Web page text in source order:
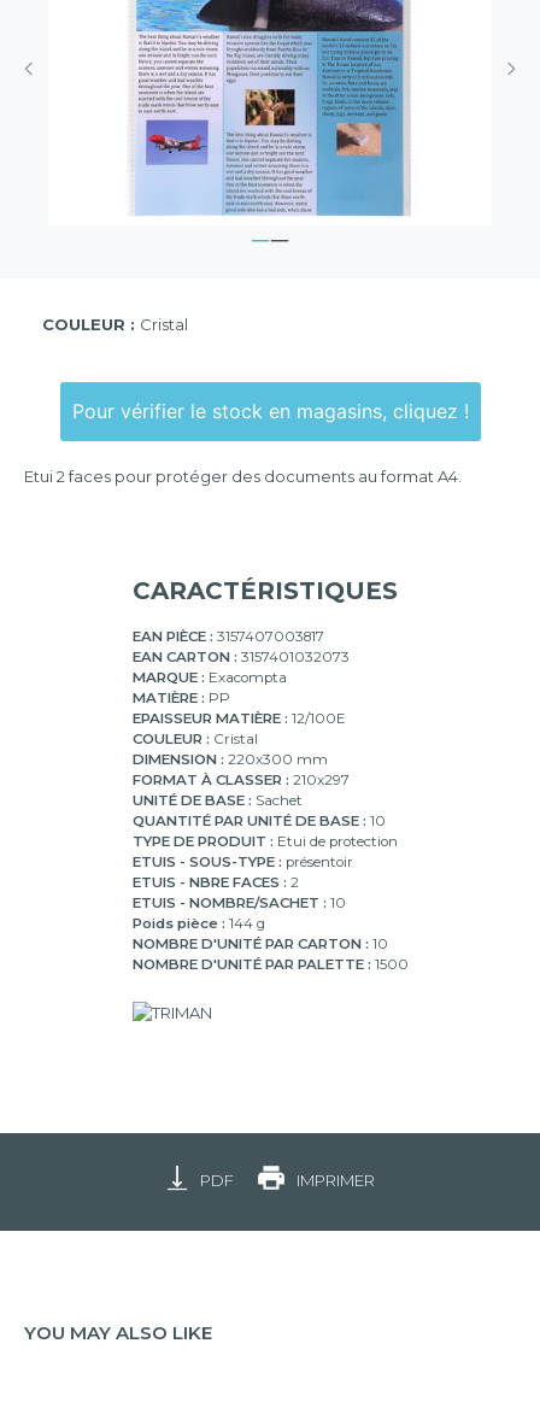
COULEUR : Cristal
Pour vérifier le stock en magasins, cliquez !
Etui 2 faces pour protéger des documents au format A4.
CARACTÉRISTIQUES
EAN PIÈCE : 3157407003817
EAN CARTON : 3157401032073
MARQUE : Exacompta
MATIÈRE : PP
EPAISSEUR MATIÈRE : 12/100E
COULEUR : Cristal
DIMENSION : 220x300 mm
FORMAT À CLASSER : 210x297
UNITÉ DE BASE : Sachet
QUANTITÉ PAR UNITÉ DE BASE : 10
TYPE DE PRODUIT : Etui de protection
ETUIS - SOUS-TYPE : présentoir
ETUIS - NBRE FACES : 2
ETUIS - NOMBRE/SACHET : 10
Poids pièce : 144 g
NOMBRE D'UNITÉ PAR CARTON : 10
NOMBRE D'UNITÉ PAR PALETTE : 1500
PDF IMPRIMER
YOU MAY ALSO LIKE